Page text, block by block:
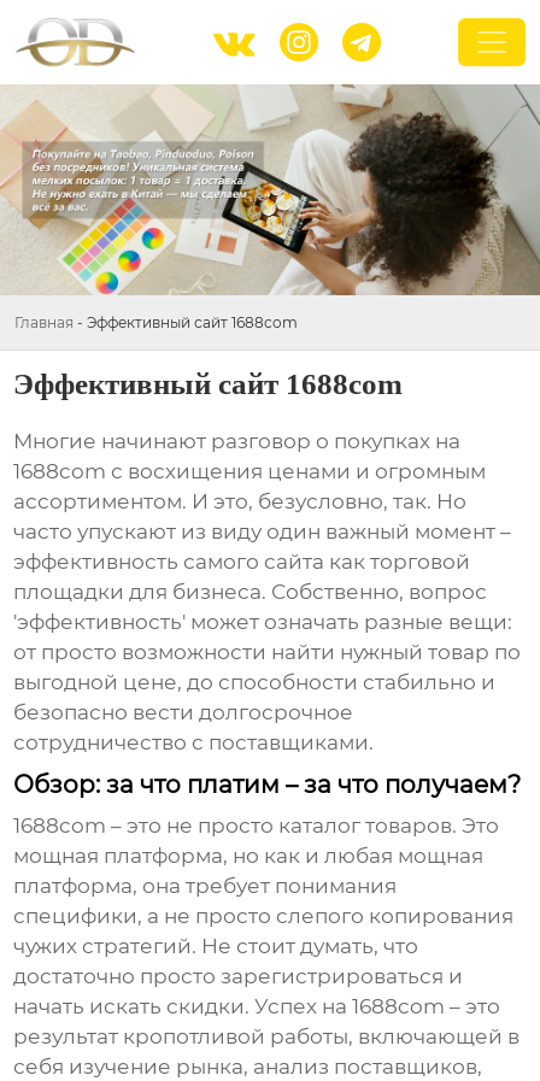
  
Главная - Эффективный сайт 1688com
Эффективный сайт 1688com
Многие начинают разговор о покупках на
1688com с восхищения ценами и огромным
ассортиментом. И это, безусловно, так. Но
часто упускают из виду один важный момент –
эффективность самого сайта как торговой
площадки для бизнеса. Собственно, вопрос
'эффективность' может означать разные вещи:
от просто возможности найти нужный товар по
выгодной цене, до способности стабильно и
безопасно вести долгосрочное
сотрудничество с поставщиками.
Обзор: за что платим – за что получаем?
1688com – это не просто каталог товаров. Это
мощная платформа, но как и любая мощная
платформа, она требует понимания
специфики, а не просто слепого копирования
чужих стратегий. Не стоит думать, что
достаточно просто зарегистрироваться и
начать искать скидки. Успех на1688com – это
результат кропотливой работы, включающей в
себя изучение рынка, анализ поставщиков,